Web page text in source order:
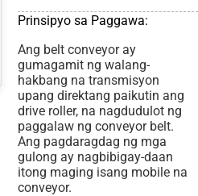
Prinsipyo sa Paggawa:
Ang belt conveyor ay
gumagamit ng walang-
hakbang na transmisyon
upang direktang paikutin ang
drive roller, na nagdudulot ng
paggalaw ng conveyor belt.
Ang pagdaragdag ng mga
gulong ay nagbibigay-daan
itong maging isang mobile na
conveyor.